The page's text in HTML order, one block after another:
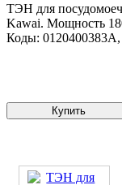
ТЭН для
Kawai. Мощность
Коды: 0120400383A,